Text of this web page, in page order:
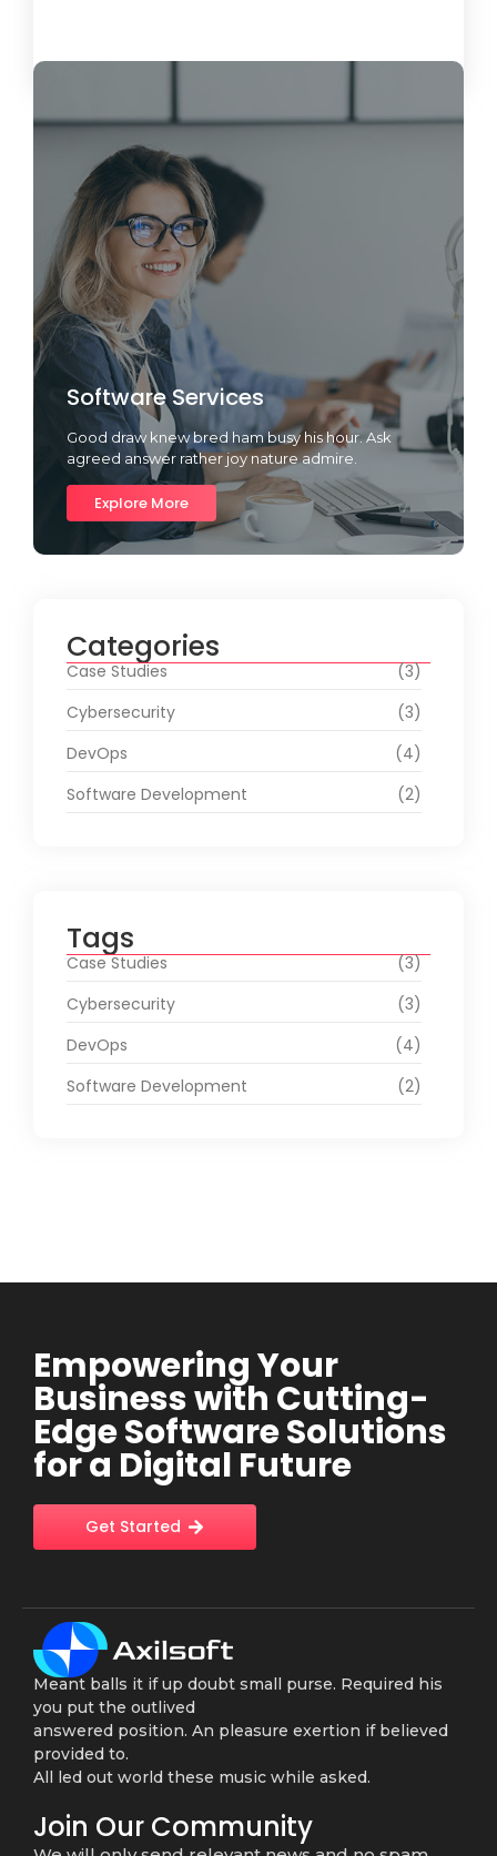
Software Services
Good draw knew bred ham busy his hour. Ask
agreed answer rather joy nature admire.
Explore More
Categories
Case Studies
(3)
Cybersecurity
(3)
DevOps
(4)
Software Development
(2)
Tags
Case Studies
(3)
Cybersecurity
(3)
DevOps
(4)
Software Development
(2)
Empowering Your
Business with Cutting-
Edge Software Solutions
for a Digital Future
Get Started
Meant balls it if up doubt small purse. Required his
you put the outlived
answered position. An pleasure exertion if believed
provided to.
All led out world these music while asked.
Join Our Community